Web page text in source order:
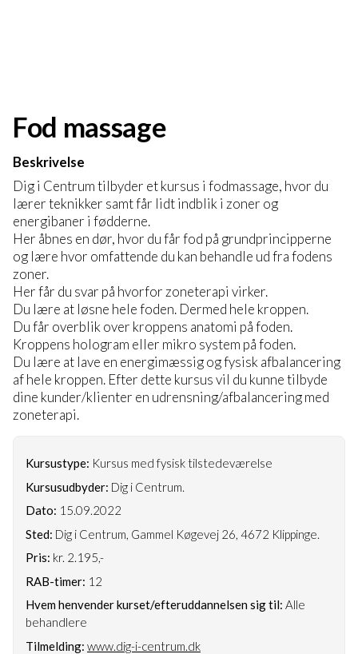
Fod massage
Beskrivelse
Dig i Centrum tilbyder et kursus i fodmassage, hvor du
lærer teknikker samt får lidt indblik i zoner og
energibaner i fødderne.
Her åbnes en dør, hvor du får fod på grundprincipperne
og lære hvor omfattende du kan behandle ud fra fodens
zoner.
Her får du svar på hvorfor zoneterapi virker.
Du lære at løsne hele foden. Dermed hele kroppen.
Du får overblik over kroppens anatomi på foden.
Kroppens hologram eller mikro system på foden.
Du lære at lave en energimæssig og fysisk afbalancering
af hele kroppen. Efter dette kursus vil du kunne tilbyde
dine kunder/klienter en udrensning/afbalancering med
zoneterapi.
Kursustype: Kursus med fysisk tilstedeværelse
Kursusudbyder: Dig i Centrum.
Dato: 15.09.2022
Sted: Dig i Centrum, Gammel Køgevej 26, 4672 Klippinge.
Pris: kr. 2.195,-
RAB-timer: 12
Hvem henvender kurset/efteruddannelsen sig til: Alle
behandlere
Tilmelding: www.dig-i-centrum.dk